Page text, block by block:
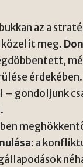
az a
meg.
gondoljunk
: a